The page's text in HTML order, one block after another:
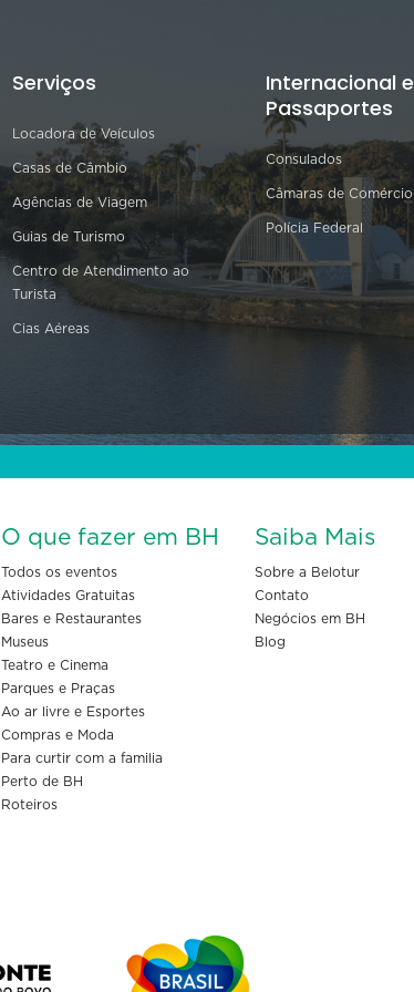
Serviços
Locadora de Veículos
Casas de Câmbio
Agências de Viagem
Guias de Turismo
Centro de Atendimento ao
Turista
Cias Aéreas
Internacional e
Passaportes
Consulados
Câmaras de Comércio
Polícia Federal
O que fazer em BH
Todos os eventos
Atividades Gratuitas
Bares e Restaurantes
Museus
Teatro e Cinema
Parques e Praças
Ao ar livre e Esportes
Compras e Moda
Para curtir com a familia
Perto de BH
Roteiros
Saiba Mais
Sobre a Belotur
Contato
Negócios em BH
Blog